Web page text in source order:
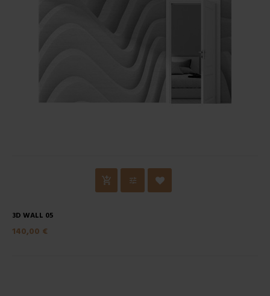
3D WALL 05
140,00 €